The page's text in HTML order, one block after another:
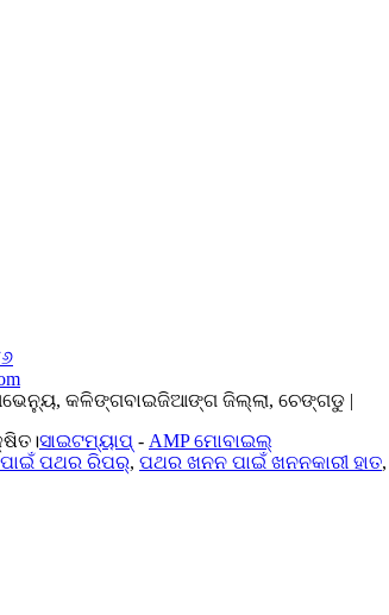
କଳିଙ୍ଗବାଇଜିଆଙ୍ଗ ଜିଲ୍ଲା, ଚେଙ୍ଗଡୁ |
ସାଇଟମ୍ୟାପ୍ - AMP ମୋବାଇଲ୍
ପାଇଁ ପଥର ରିପର୍, ପଥର ଖନନ ପାଇଁ ଖନନକାରୀ ହାତ,